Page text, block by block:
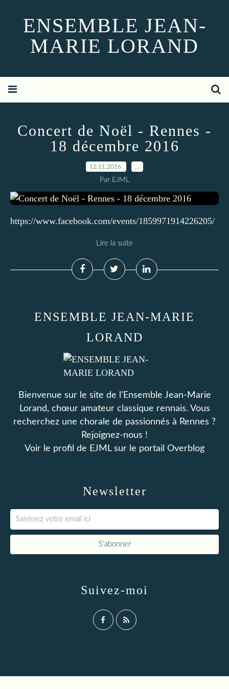
ENSEMBLE JEAN-
MARIE LORAND
Concert de Noël - Rennes -
18 décembre 2016
12.11.2016
Par EJML
https://www.facebook.com/events/1859971914226205/
Lire la suite
Newsletter
ENSEMBLE JEAN-MARIE
LORAND
Bienvenue sur le site de l’Ensemble Jean-Marie
Lorand, chœur amateur classique rennais. Vous
recherchez une chorale de passionnés à Rennes ?
Rejoignez-nous !
Voir le profil de EJMLsur le portail Overblog
Suivez-moi